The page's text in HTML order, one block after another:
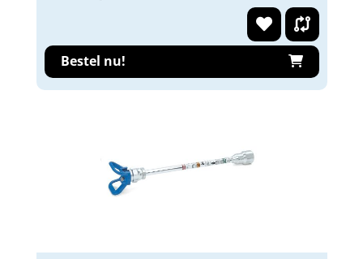
Bestel nu!